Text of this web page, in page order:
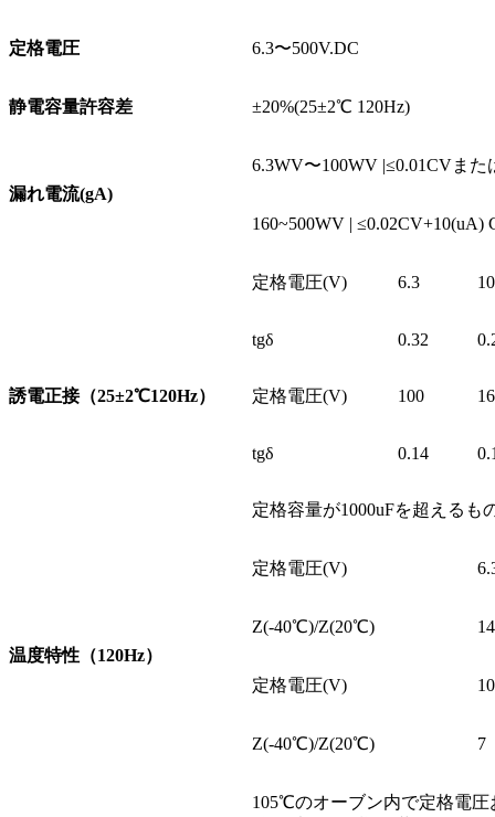
定格電圧 6.3〜500V.DC
静電容量許容差 ±20%(25±2℃ 120Hz)
漏れ電流(gA)
6.3WV〜100WV |≤0.01CVま
160~500WV |
誘電正接（25±2℃120Hz）
定格電圧(V) 6.3 10
tgδ 0.32
定格電圧(V) 100
tgδ 0.14
定格容量が1000uFを超えるも
温度特性（120Hz）
定格電圧(V)
Z(-40℃)/Z(20℃) 14
定格電圧(V)
Z(-40℃)/Z(20℃) 7
105℃のオーブン内で定格電